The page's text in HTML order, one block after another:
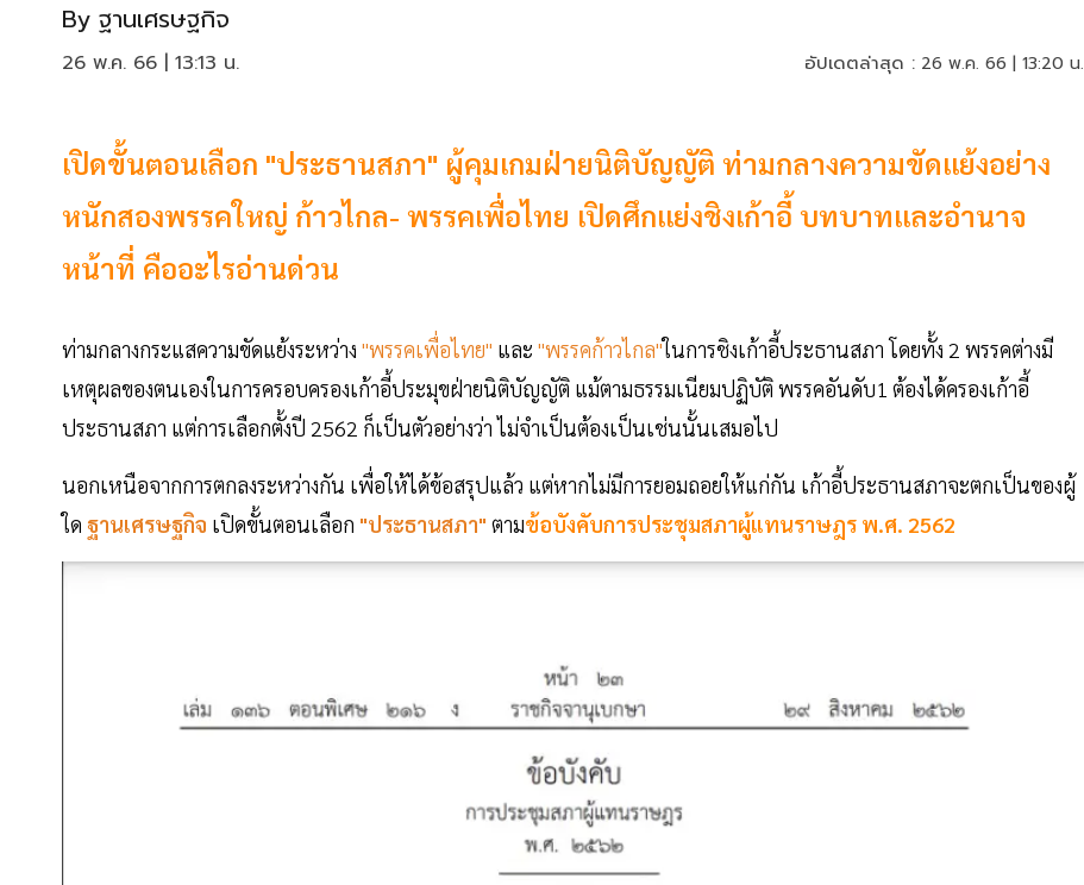
By ฐานเศรษฐกิจ
26 พ.ค. 66 | 13:13 น. อัปเดตล่าสุด : 26 พ.ค. 66 | 13:20 น.
เปิดขั้นตอนเลือก "ประธานสภา" ผู้คุมเกมฝ่ายนิติบัญญัติ ท่ามกลางความขัดแย้งอย่าง
หนักสองพรรคใหญ่ ก้าวไกล- พรรคเพื่อไทย เปิดศึกแย่งชิงเก้าอี้ บทบาทและอำนาจ
หน้าที่ คืออะไรอ่านด่วน
ท่ามกลางกระแสความขัดแย้งระหว่าง "พรรคเพื่อไทย" และ "พรรคก้าวไกล"ในการชิงเก้าอี้ประธานสภา โดยทั้ง 2 พรรคต่างมี
เหตุผลของตนเองในการครอบครองเก้าอี้ประมุขฝ่ายนิติบัญญัติ แม้ตามธรรมเนียมปฏิบัติ พรรคอันดับ1 ต้องได้ครองเก้าอี้
ประธานสภา แต่การเลือกตั้งปี 2562 ก็เป็นตัวอย่างว่า ไม่จำเป็นต้องเป็นเช่นนั้นเสมอไป
นอกเหนือจากการตกลงระหว่างกัน เพื่อให้ได้ข้อสรุปแล้ว แต่หากไม่มีการยอมถอยให้แก่กัน เก้าอี้ประธานสภาจะตกเป็นของผู้
ใด ฐานเศรษฐกิจ เปิดขั้นตอนเลือก "ประธานสภา" ตามข้อบังคับการประชุมสภาผู้แทนราษฎร พ.ศ. 2562